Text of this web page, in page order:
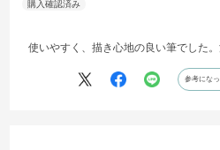
使いやすく、描き心地の良い筆でした。
参考にな